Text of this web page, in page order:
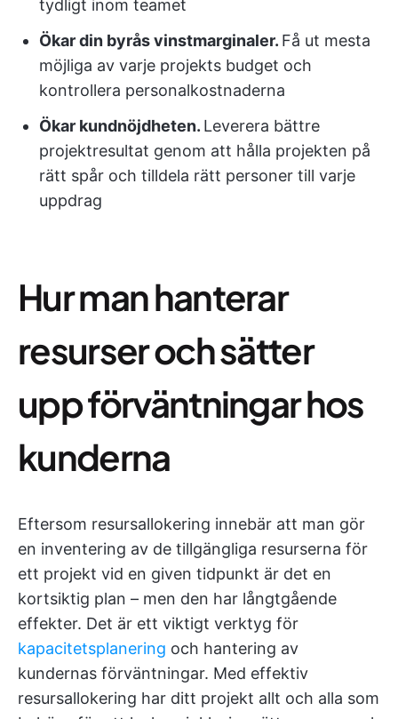
tydligt inom teamet
Ökar din byrås vinstmarginaler. Få ut mesta
möjliga av varje projekts budget och
kontrollera personalkostnaderna
Ökar kundnöjdheten. Leverera bättre
projektresultat genom att hålla projekten på
rätt spår och tilldela rätt personer till varje
uppdrag
Hur man hanterar
resurser och sätter
upp förväntningar hos
kunderna
Eftersom resursallokering innebär att man gör
en inventering av de tillgängliga resurserna för
ett projekt vid en given tidpunkt är det en
kortsiktig plan – men den har långtgående
effekter. Det är ett viktigt verktyg för
kapacitetsplanering och hantering av
kundernas förväntningar. Med effektiv
resursallokering har ditt projekt allt och alla som